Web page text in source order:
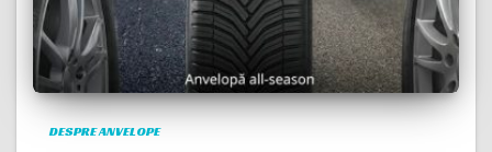
DESPRE ANVELOPE